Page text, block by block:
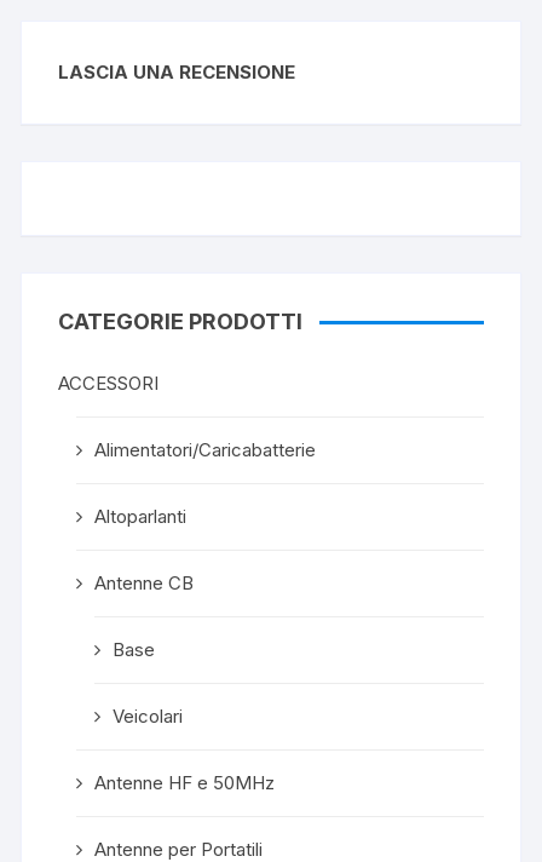
LASCIA UNA RECENSIONE
CATEGORIE PRODOTTI
ACCESSORI
Alimentatori/Caricabatterie
Altoparlanti
Antenne CB
Base
Veicolari
Antenne HF e 50MHz
Antenne per Portatili